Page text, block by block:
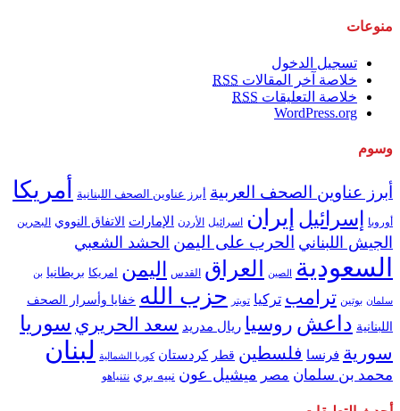
منوعات
تسجيل الدخول
خلاصة آخر المقالات RSS
خلاصة التعليقات RSS
WordPress.org
وسوم
أبرز عناوين الصحف العربية أبرز عناوين الصحف اللبنانية أمريكا
أوروبا إسرائيل إيران اسرائيل الأردن الإمارات الاتفاق النووي البحرين
الجيش اللبناني الحرب على اليمن الحشد الشعبي
السعودية الصين العراق القدس اليمن امريكا بريطانيا بن
سلمان بوتين ترامب تركيا تويتر حزب الله خفايا وأسرار الصحف
اللبنانية داعش روسيا ريال مدريد سعد الحريري سوريا
سورية فرنسا فلسطين قطر كردستان كوريا الشمالية لبنان
محمد بن سلمان مصر ميشيل عون نبيه بري نتنياهو